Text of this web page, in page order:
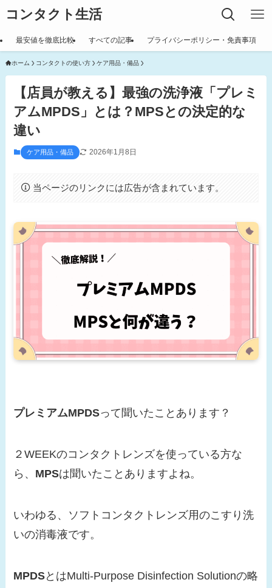
コンタクト生活
最安値を徹底比較 すべての記事 プライバシーポリシー・免責事項
ホーム コンタクトの使い方 ケア用品・備品
【店員が教える】最強の洗浄液「プレミ
アムMPDS」とは？MPSとの決定的な
違い
ケア用品・備品 2026年1月8日
当ページのリンクには広告が含まれています。
プレミアムMPDSって聞いたことあります？
２WEEKのコンタクトレンズを使っている方な
ら、 MPSは聞いたことありますよね。
いわゆる、ソフトコンタクトレンズ用のこすり洗
いの消毒液です。
MPDSとはMulti-Purpose Disinfection Solutionの略